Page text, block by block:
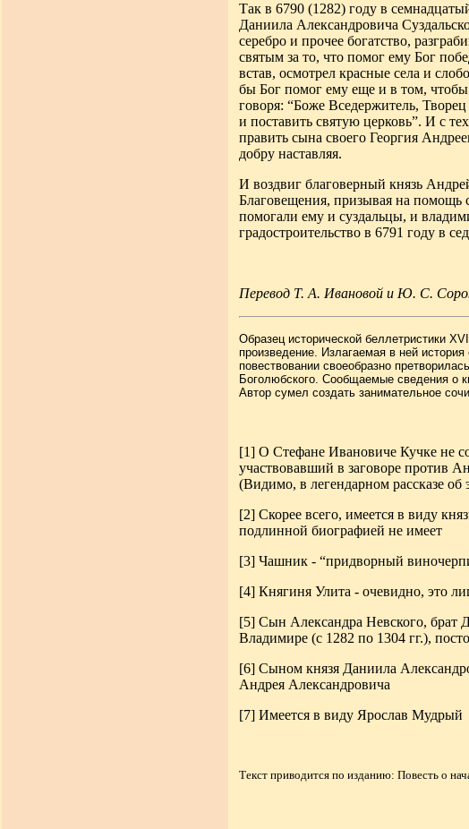
Так в 6790 (1282) году в
Даниила Александровича
серебро и прочее богатство,
святым за то, что помог ему Бог
встав, осмотрел красные села и
бы Бог помог ему еще и в том, чтобы
говоря: “Боже Вседержитель,
и поставить святую церковь”. И с
править сына своего Георгия
добру наставляя.
И воздвиг благоверный князь
Благовещения, призывая на помощь
помогали ему и суздальцы, и
градостроительство в 6791 году в
Перевод Т. А. Ивановой и Ю. С.
Образец исторической беллетристики XVII
произведение. Излагаемая в ней
повествовании своеобразно
Боголюбского. Сообщаемые сведения о
Автор сумел создать занимательное
[1] О Стефане Ивановиче Кучке не
участвовавший в заговоре против
(Видимо, в легендарном рассказе об
[2] Скорее всего, имеется в виду
подлинной биографией не имеет
[3] Чашник - “придворный
[4] Княгиня Улита - очевидно, это
[5] Сын Александра Невского, брат
Владимире (с 1282 по 1304 гг.),
[6] Сыном князя Даниила
Андрея Александровича
[7] Имеется в виду Ярослав Мудрый
Текст приводится по изданию: Повесть о